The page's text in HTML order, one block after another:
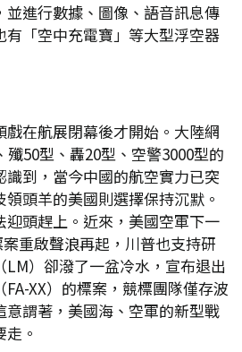
並進行數據、圖像、語音訊息傳
「空中充電寶」等大型浮空器
戲在航展閉幕後才開始。大陸網
50型、轟20型、空警3000型的
到，當今中國的航空實力已突
頭羊的美國則選擇保持沉默。
迎頭趕上。近來，美國空軍下一
重啟聲浪再起，川普也支持研
）卻潑了一盆冷水，宣布退出
XX）的標案，競標團隊僅存波
意謂著，美國海、空軍的新型戰
。